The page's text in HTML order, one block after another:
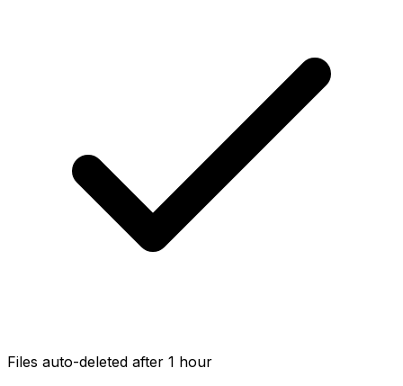
Files auto-deleted after 1 hour